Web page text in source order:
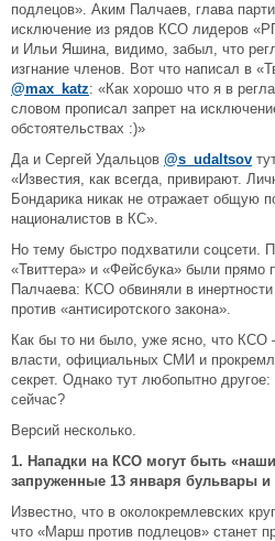
подлецов». Аким Палчаев, глава
исключение из рядов КСО лидеров
и Ильи Яшина, видимо, забыл, что
изгнание членов. Вот что написал в
@max_katz: «Как хорошо что я в
словом прописал запрет на
обстоятельствах :)»
@s_udaltsov
«Известия, как всегда, привирают.
Бондарика никак не отражает общую
националистов в КС».
Но тему быстро подхватили соцсети.
«Твиттера» и «Фейсбука» были прямо
Палчаева: КСО обвиняли в инертности
против «антисиротского закона».
Как бы то ни было, уже ясно, что
власти, официальных СМИ и
секрет. Однако тут любопытно
сейчас?
Версий несколько.
1. Нападки на КСО могут быть
запруженные 13 января бульвары и
Известно, что в околокремлевских
что «Марш против подлецов» станет